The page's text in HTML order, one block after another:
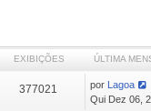
EXIBIÇÕES ÚLTIMA
377021 por Lagoa
Qui Dez 06,